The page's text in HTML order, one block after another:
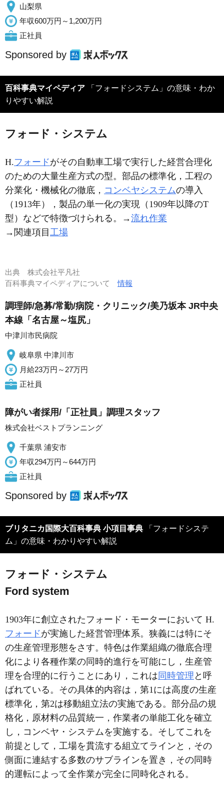
山梨県
年収600万円～1,200万円
正社員
Sponsored by
百科事典マイペディア 「フォードシステム」の意味・わか
りやすい解説
フォード・システム
H.フォードがその自動車工場で実行した経営合理化
のための大量生産方式の型。部品の標準化，工程の
分業化・機械化の徹底， コンベヤシステムの導入
（1913年），製品の単一化の実現（1909年以降のT
型）などで特徴づけられる。→流れ作業
→関連項目 工場
出典 株式会社平凡社
百科事典マイペディアについて情報
調理師/急募/常勤/病院・クリニック/美乃坂本 JR中央
本線「名古屋～塩尻」
中津川市民病院
岐阜県 中津川市
月給23万円～27万円
正社員
障がい者採用/「正社員」調理スタッフ
株式会社ベストプランニング
千葉県 浦安市
年収294万円～644万円
正社員
Sponsored by
ブリタニカ国際大百科事典 小項目事典 「フォードシステ
ム」の意味・わかりやすい解説
フォード・システム
Ford system
1903年に創立されたフォード・モーターにおいて H.
フォードが実施した経営管理体系。狭義には特にそ
の生産管理形態をさす。特色は作業組織の徹底合理
化により各種作業の同時的進行を可能にし，生産管
理を合理的に行うことにあり，これは 同時管理 と呼
ばれている。その具体的内容は，第1には高度の生産
標準化，第2は移動組立法の実施である。部分品の規
格化，原材料の品質統一，作業者の単能工化を確立
し，コンベヤ・システムを実施する。そしてこれを
前提として，工場を貫流する組立てラインと，その
側面に連結する多数のサブラインを置き，その同時
的運転によって全作業が完全に同時化される。